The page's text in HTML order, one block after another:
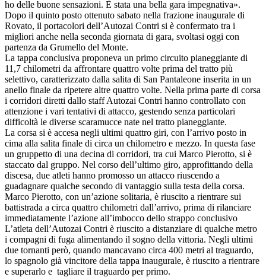
ho delle buone sensazioni. È stata una bella gara impegnativa».
Dopo il quinto posto ottenuto sabato nella frazione inaugurale di
Rovato, il portacolori dell’Autozai Contri si è confermato tra i
migliori anche nella seconda giornata di gara, svoltasi oggi con
partenza da Grumello del Monte.
La tappa conclusiva proponeva un primo circuito pianeggiante di
11,7 chilometri da affrontare quattro volte prima del tratto più
selettivo, caratterizzato dalla salita di San Pantaleone inserita in un
anello finale da ripetere altre quattro volte. Nella prima parte di corsa
i corridori diretti dallo staff Autozai Contri hanno controllato con
attenzione i vari tentativi di attacco, gestendo senza particolari
difficoltà le diverse scaramucce nate nel tratto pianeggiante.
La corsa si è accesa negli ultimi quattro giri, con l’arrivo posto in
cima alla salita finale di circa un chilometro e mezzo. In questa fase
un gruppetto di una decina di corridori, tra cui Marco Pierotto, si è
staccato dal gruppo. Nel corso dell’ultimo giro, approfittando della
discesa, due atleti hanno promosso un attacco riuscendo a
guadagnare qualche secondo di vantaggio sulla testa della corsa.
Marco Pierotto, con un’azione solitaria, è riuscito a rientrare sui
battistrada a circa quattro chilometri dall’arrivo, prima di rilanciare
immediatamente l’azione all’imbocco dello strappo conclusivo
L’atleta dell’Autozai Contri è riuscito a distanziare di qualche metro
i compagni di fuga alimentando il sogno della vittoria. Negli ultimi
due tornanti però, quando mancavano circa 400 metri al traguardo,
lo spagnolo già vincitore della tappa inaugurale, è riuscito a rientrare
e superarlo e tagliare il traguardo per primo.